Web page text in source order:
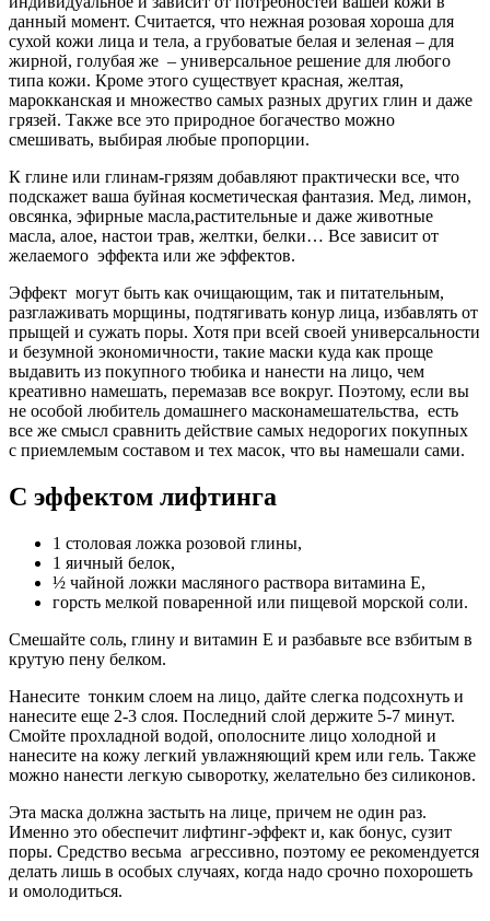
данный момент. Считается, что нежная розовая хороша для
сухой кожи лица и тела, а грубоватые белая и зеленая – для
жирной, голубая же – универсальное решение для любого
типа кожи. Кроме этого существует красная, желтая,
марокканская и множество самых разных других глин и даже
грязей. Также все это природное богачество можно
смешивать, выбирая любые пропорции.
К глине или глинам-грязям добавляют практически все, что
подскажет ваша буйная косметическая фантазия. Мед, лимон,
овсянка, эфирные масла,растительные и даже животные
масла, алое, настои трав, желтки, белки… Все зависит от
желаемого эффекта или же эффектов.
Эффект могут быть как очищающим, так и питательным,
разглаживать морщины, подтягивать конур лица, избавлять от
прыщей и сужать поры. Хотя при всей своей универсальности
и безумной экономичности, такие маски куда как проще
выдавить из покупного тюбика и нанести на лицо, чем
креативно намешать, перемазав все вокруг. Поэтому, если вы
не особой любитель домашнего масконамешательства, есть
все же смысл сравнить действие самых недорогих покупных
с приемлемым составом и тех масок, что вы намешали сами.
C эффектом лифтинга
1 столовая ложка розовой глины,
1 яичный белок,
½ чайной ложки масляного раствора витамина Е,
горсть мелкой поваренной или пищевой морской соли.
Смешайте соль, глину и витамин Е и разбавьте все взбитым в
крутую пену белком.
Нанесите тонким слоем на лицо, дайте слегка подсохнуть и
нанесите еще 2-3 слоя. Последний слой держите 5-7 минут.
Смойте прохладной водой, ополосните лицо холодной и
нанесите на кожу легкий увлажняющий крем или гель. Также
можно нанести легкую сыворотку, желательно без силиконов.
Эта маска должна застыть на лице, причем не один раз.
Именно это обеспечит лифтинг-эффект и, как бонус, сузит
поры. Средство весьма агрессивно, поэтому ее рекомендуется
делать лишь в особых случаях, когда надо срочно похорошеть
и омолодиться.